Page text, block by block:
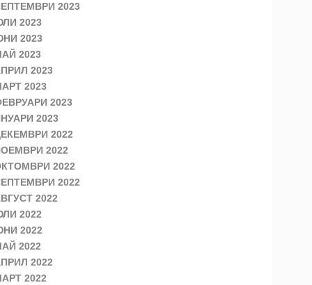
2023
2023
2023
2023
2023
2023
2023
2023
2022
2022
2022
2022
2022
2022
2022
2022
2022
2022